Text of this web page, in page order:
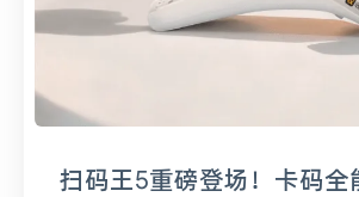
扫码王5重磅登场！卡码全